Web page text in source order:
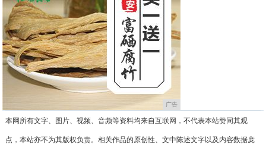
广告
本网所有文字、图片、视频、音频等资料均来自互联网，不代表本站赞同其观
点，本站亦不为其版权负责。相关作品的原创性、文中陈述文字以及内容数据庞